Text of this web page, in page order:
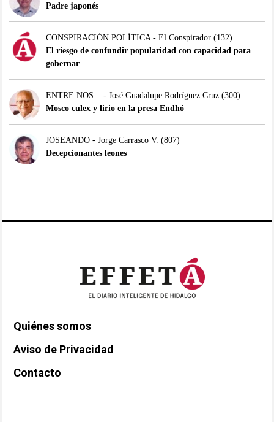
Padre japonés
CONSPIRACIÓN POLÍTICA - El Conspirador(132)
El riesgo de confundir popularidad con capacidad para
gobernar
ENTRE NOS... - José Guadalupe Rodríguez Cruz(300)
Mosco culex y lirio en la presa Endhó
JOSEANDO - Jorge Carrasco V. (807)
Decepcionantes leones
Quiénes somos
Aviso de Privacidad
Contacto